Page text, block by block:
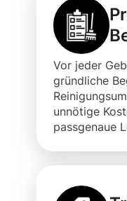
Vor jeder
gründliche
unnötige
passgenaue